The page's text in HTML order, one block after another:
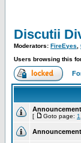
Discutii
Moderators: FireEyes
Users browsing this
[ Goto page: 1